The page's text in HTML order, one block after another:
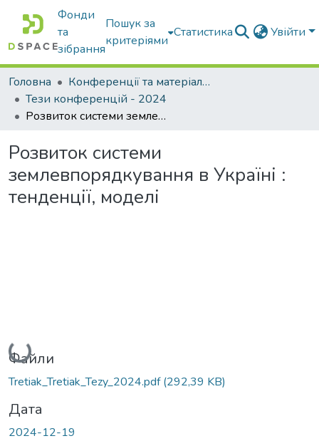
Фонди
та
зібрання
Пошук за
критеріями
Статистика Увійти
Головна
Конференції та матеріали конференцій
Тези конференцій - 2024
Розвиток системи землевпорядкування в Україні : тенденції, моделі
Розвиток системи
землевпорядкування в Україні :
тенденції, моделі
Вантажиться...
Файли
Tretiak_Tretiak_Tezy_2024.pdf(292,39 KB)
Дата
2024-12-19